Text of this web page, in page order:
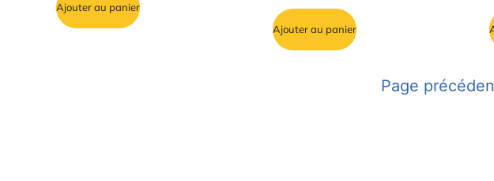
Ajouter au panier
Ajouter au panier
Page
PAPETERIE